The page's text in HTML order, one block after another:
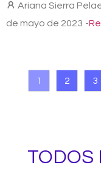
Ariana Sierra
de mayo de 2023 -
1 2 3
TODOS